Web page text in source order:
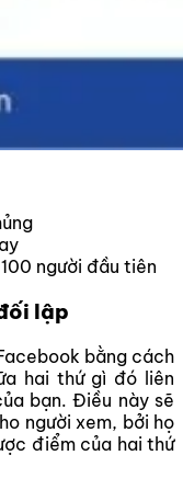
người đầu tiên
lập
bằng cách
hai thứ gì đó liên
bạn. Điều này sẽ
người xem, bởi họ
điểm của hai thứ